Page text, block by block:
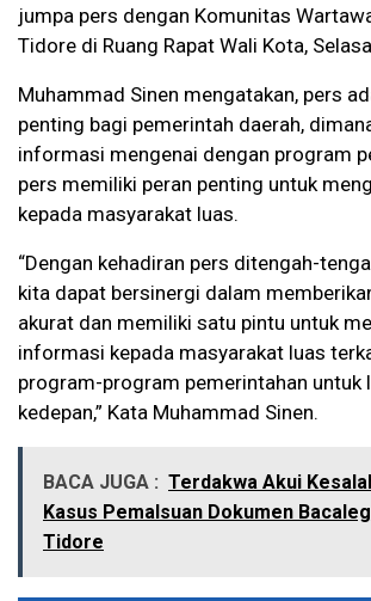
jumpa pers dengan Komunitas
Tidore di Ruang Rapat Wali Kota,
Muhammad Sinen mengatakan, pers
penting bagi pemerintah daerah,
informasi mengenai dengan program
pers memiliki peran penting untuk
kepada masyarakat luas.
“Dengan kehadiran pers ditengah-
kita dapat bersinergi dalam
akurat dan memiliki satu pintu untuk
informasi kepada masyarakat luas
program-program pemerintahan untuk
kedepan,” Kata Muhammad Sinen.
BACA JUGA : Terdakwa Akui
Kasus Pemalsuan Dokumen
Tidore